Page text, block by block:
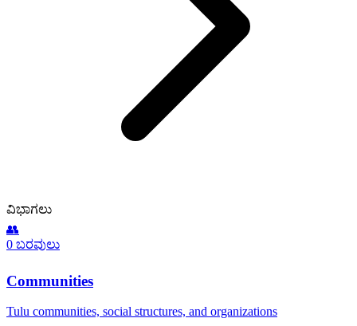
ವಿಭಾಗಲು
👥
0 ಬರವುಲು
Communities
Tulu communities, social structures, and organizations